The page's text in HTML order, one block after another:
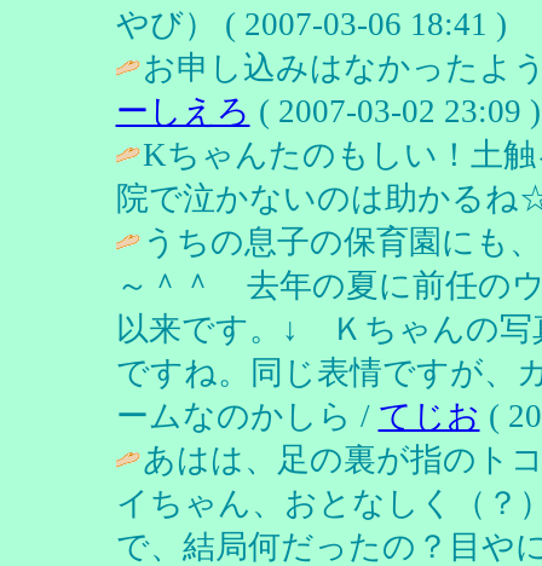
やび） ( 2007-03-06 18:41 )
お申し込みはなかったよ
ーしえろ ( 2007-03-02 23:09 )
Kちゃんたのもしい！土
院で泣かないのは助かる
うちの息子の保育園にも
～＾＾ 去年の夏に前任の
以来です。↓ Ｋちゃんの写
ですね。同じ表情ですが、
ームなのかしら / てじお (
あはは、足の裏が指のト
イちゃん、おとなしく（？
で、結局何だったの？目や